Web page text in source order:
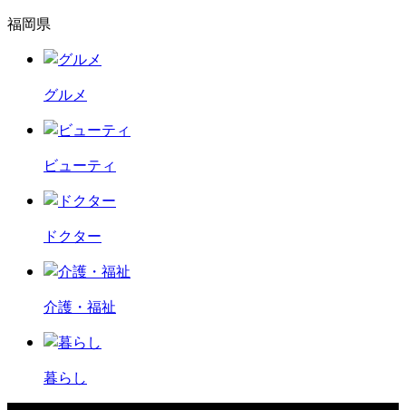
福岡県
グルメ
ビューティ
ドクター
介護・福祉
暮らし